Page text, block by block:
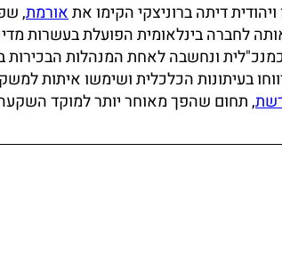
דיתה ברוניצקי הקימו אתאורמת,
לחברה בינלאומית הפועלת בעשרות
ונחשבה לאחת המנהלות הבכירות
בעיתונות הכלכלית ושימשו איתות
, תחום שהפך מאוחר יותר למוקד